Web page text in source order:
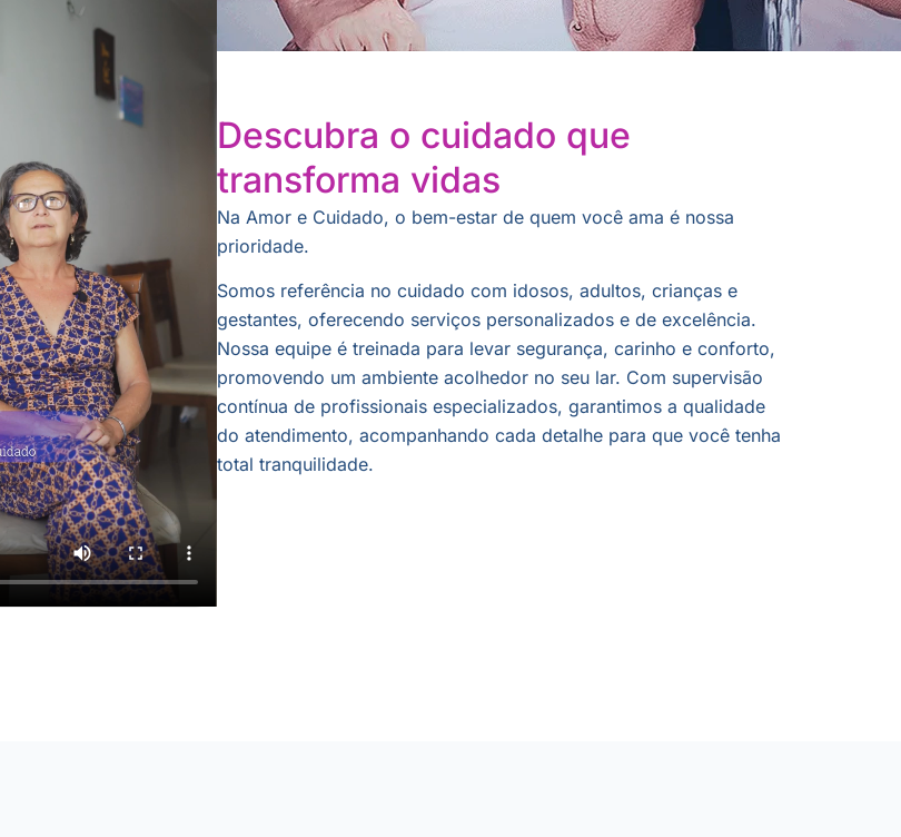
Descubra o cuidado que
transforma vidas
Na Amor e Cuidado, o bem-estar de quem você ama é nossa
prioridade.
Somos referência no cuidado com idosos, adultos, crianças e
gestantes, oferecendo serviços personalizados e de excelência.
Nossa equipe é treinada para levar segurança, carinho e conforto,
promovendo um ambiente acolhedor no seu lar. Com supervisão
contínua de profissionais especializados, garantimos a qualidade
do atendimento, acompanhando cada detalhe para que você tenha
total tranquilidade.